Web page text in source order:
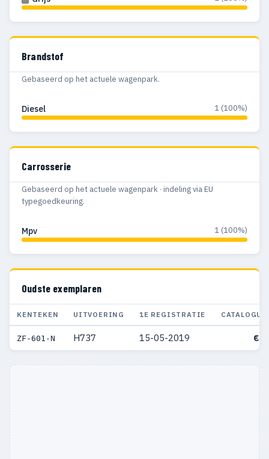
Brandstof
Gebaseerd op het actuele wagenpark.
Diesel 1 (100%)
Carrosserie
Gebaseerd op het actuele wagenpark · indeling via EU
typegoedkeuring.
Mpv 1 (100%)
Oudste exemplaren
KENTEKEN UITVOERING 1E REGISTRATIE
ZF-601-N H737 15-05-2019 €